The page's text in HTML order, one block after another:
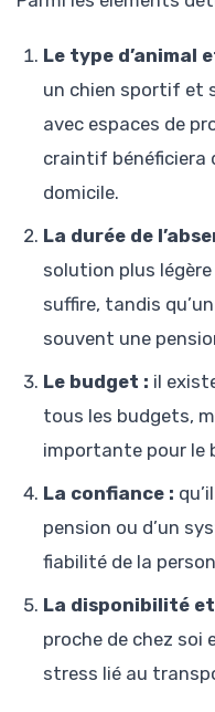
Le type d’animal
un chien sportif et
avec espaces de
craintif bénéficiera
domicile.
La durée de
solution plus
suffire, tandis
souvent une
Le budget : il
tous les budgets,
importante pour le
La confiance :
pension ou d’un
fiabilité de la
La disponibilité
proche de chez soi
stress lié au